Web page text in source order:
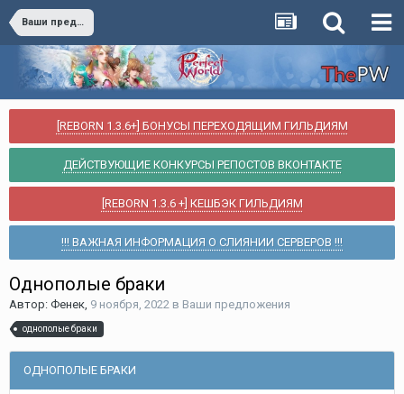
Ваши предложения
[REBORN 1.3.6+] БОНУСЫ ПЕРЕХОДЯЩИМ ГИЛЬДИЯМ
ДЕЙСТВУЮЩИЕ КОНКУРСЫ РЕПОСТОВ ВКОНТАКТЕ
[REBORN 1.3.6 +] КЕШБЭК ГИЛЬДИЯМ
!!! ВАЖНАЯ ИНФОРМАЦИЯ О СЛИЯНИИ СЕРВЕРОВ !!!
Однополые браки
Автор: Фенек, 9 ноября, 2022 в Ваши предложения
однополые браки
ОДНОПОЛЫЕ БРАКИ